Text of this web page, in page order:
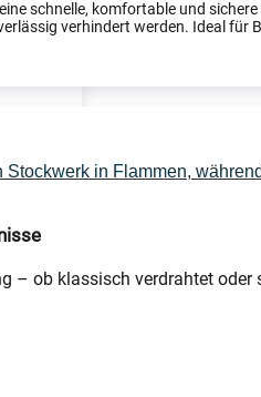
schnelle, komfortable und
verhindert werden. Ideal für
– ob klassisch verdrahtet